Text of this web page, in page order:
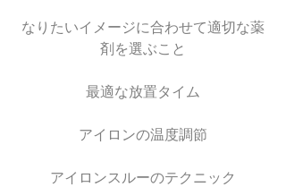
なりたいイメージに合わせて適切な薬
剤を選ぶこと
最適な放置タイム
アイロンの温度調節
アイロンスルーのテクニック